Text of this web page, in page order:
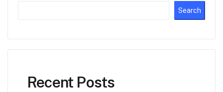
Search
Recent Posts